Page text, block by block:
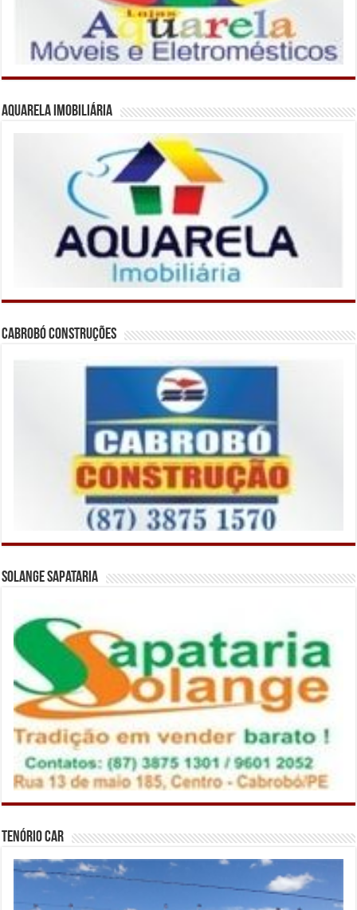
Aquarela Imobiliária
Cabrobó Construções
Solange Sapataria
Tenório Car